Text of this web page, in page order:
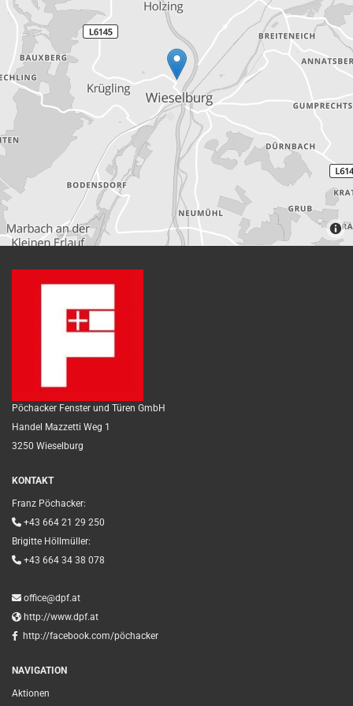
Pöchacker Fenster und Türen GmbH
Handel Mazzetti Weg 1
3250 Wieselburg
KONTAKT
Franz Pöchacker:
 +43 664 21 29 250
Brigitte Höllmüller:
 +43 664 34 38 078
 office@dpf.at
 http://www.dpf.at
 http://facebook.com/pöchacker
NAVIGATION
Aktionen